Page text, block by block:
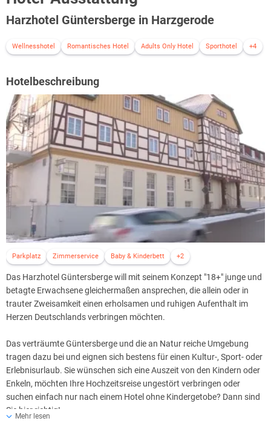
Harzhotel Güntersberge in Harzgerode
Wellnesshotel Romantisches Hotel Adults Only Hotel Sporthotel +4
Hotelbeschreibung
Parkplatz Zimmerservice Baby & Kinderbett +2
Das Harzhotel Güntersberge will mit seinem Konzept "18+" junge und
betagte Erwachsene gleichermaßen ansprechen, die allein oder in
trauter Zweisamkeit einen erholsamen und ruhigen Aufenthalt im
Herzen Deutschlands verbringen möchten.
Das verträumte Güntersberge und die an Natur reiche Umgebung
tragen dazu bei und eignen sich bestens für einen Kultur-, Sport- oder
Erlebnisurlaub. Sie wünschen sich eine Auszeit von den Kindern oder
Enkeln, möchten Ihre Hochzeitsreise ungestört verbringen oder
suchen einfach nur nach einem Hotel ohne Kindergetobe? Dann sind
Sie hier richtig!
Mehr lesen